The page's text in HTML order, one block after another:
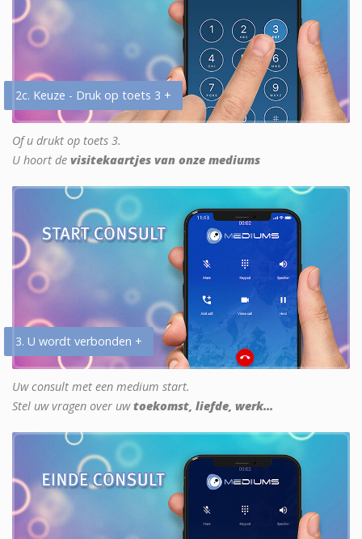
2c. Keuze - Druk op toets 3 +
Of u drukt op toets 3.
U hoort de visitekaartjes van onze mediums
3. U wordt verbonden +
Uw consult met een medium start.
Stel uw vragen over uwtoekomst, liefde, werk...